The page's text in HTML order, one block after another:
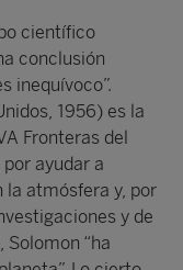
científico
conclusión
inequívoco”.
1956) es la
Fronteras del
ayudar a
la atmósfera y, por
y de
Solomon “ha